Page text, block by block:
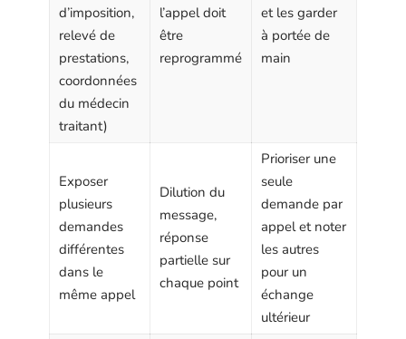
d’imposition,
relevé de
prestations,
coordonnées
du médecin
traitant)
l’appel doit
être
reprogrammé
et les garder
à portée de
main
Exposer
plusieurs
demandes
différentes
dans le
même appel
Dilution du
message,
réponse
partielle sur
chaque point
Prioriser une
seule
demande par
appel et noter
les autres
pour un
échange
ultérieur